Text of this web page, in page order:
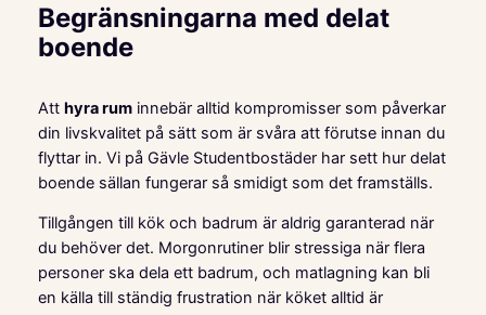
Begränsningarna med delat
boende
Att hyra ruminnebär alltid kompromisser som påverkar
din livskvalitet på sätt som är svåra att förutse innan du
flyttar in. Vi på Gävle Studentbostäder har sett hur delat
boende sällan fungerar så smidigt som det framställs.
Tillgången till kök och badrum är aldrig garanterad när
du behöver det. Morgonrutiner blir stressiga när flera
personer ska dela ett badrum, och matlagning kan bli
en källa till ständig frustration när köket alltid är